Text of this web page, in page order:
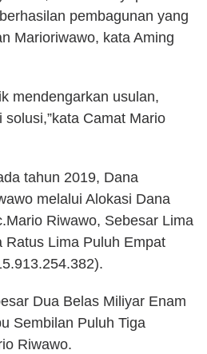
pembagunan yang
Marioriwawo, kata Aming
mendengarkan usulan,
Camat Mario
tahun 2019, Dana
melalui Alokasi Dana
Riwawo, Sebesar Lima
Ratus Lima Puluh Empat
Dua Belas Miliyar Enam
Sembilan Puluh Tiga
Riwawo.